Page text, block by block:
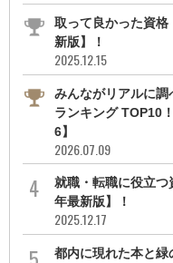
取って良かった資
新版】！
2025.12.15
みんながリアルに調
ランキング TOP10
6】
2026.07.09
就職・転職に役立
年最新版】！
2025.12.17
都内に現れた本と緑